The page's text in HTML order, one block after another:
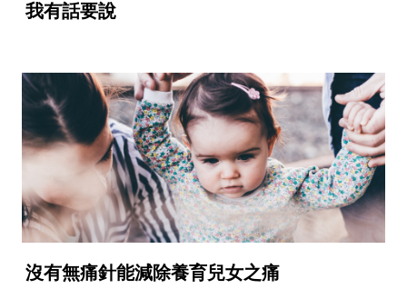
我有話要說
沒有無痛針能減除養育兒女之痛